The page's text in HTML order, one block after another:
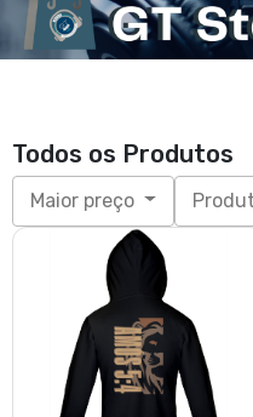
Moletom Com Ziper Unissex
AMÓs 5:4
R$ 175,67
3x de R$ 58,56 sem juros
P, M, G, GG